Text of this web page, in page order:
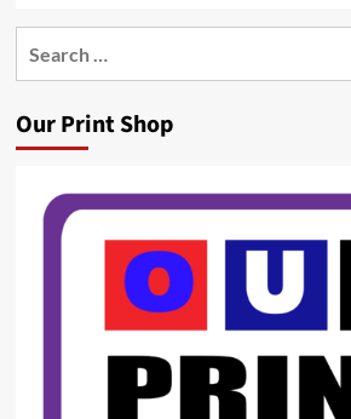
Our Print Shop